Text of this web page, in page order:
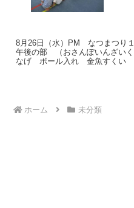
8月26日（水）PM なつまつり
午後の部 （おさんぽいんざい
なげ ボール入れ 金魚すくい
ホーム 未分類